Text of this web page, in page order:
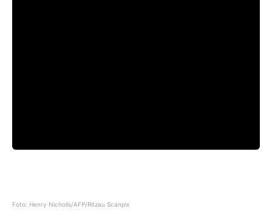
Foto: Henry Nicholls/AFP/Ritzau Scanpix